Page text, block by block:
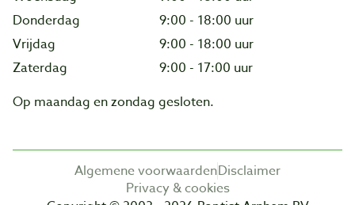
Donderdag
9:00 - 18:00 uur
Vrijdag
9:00 - 18:00 uur
Zaterdag
9:00 - 17:00 uur
Op maandag en zondag gesloten.
Algemene voorwaardenDisclaimer
Privacy & cookies